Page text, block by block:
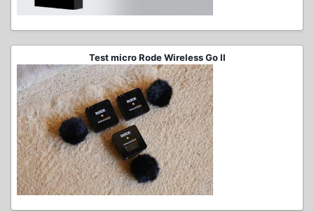
Test micro Rode Wireless Go II